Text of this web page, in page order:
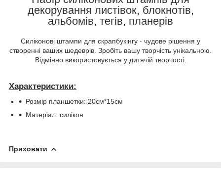
декорування листівок, блокнотів,
альбомів, тегів, планерів
Силіконові штампи для скрапбукінгу - чудове рішення у
створенні ваших шедеврів. Зробіть вашу творчість унікальною.
Відмінно використовується у дитячій творчості.
Характеристики:
Розмір планшетки: 20см*15см
Матеріал: силікон
Приховати